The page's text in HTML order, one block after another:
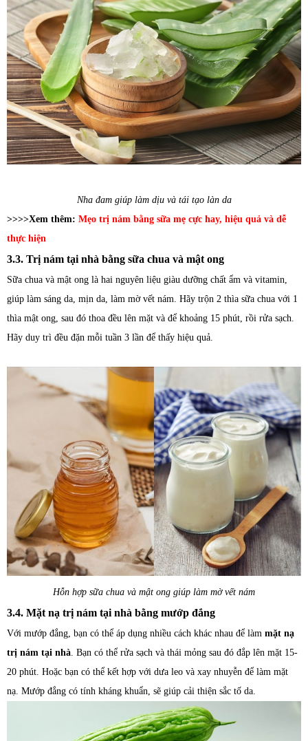
Nha đam giúp làm dịu và tái tạo làn da
>>>>Xem thêm: Mẹo trị nám bằng sữa mẹ cực hay, hiệu quả và dễ
thực hiện
3.3. Trị nám tại nhà bằng sữa chua và mật ong
Sữa chua và mật ong là hai nguyên liệu giàu dưỡng chất ẩm và vitamin,
giúp làm sáng da, mịn da, làm mờ vết nám. Hãy trộn 2 thìa sữa chua với 1
thìa mật ong, sau đó thoa đều lên mặt và để khoảng 15 phút, rồi rửa sạch.
Hãy duy trì đều đặn mỗi tuần 3 lần để thấy hiệu quả.
Hỗn hợp sữa chua và mật ong giúp làm mờ vết nám
3.4. Mặt nạ trị nám tại nhà bằng mướp đắng
Với mướp đắng, bạn có thể áp dụng nhiều cách khác nhau để làm mặt nạ
trị nám tại nhà . Bạn có thể rửa sạch và thái mỏng sau đó đắp lên mặt 15-
20 phút. Hoặc bạn có thể kết hợp với dưa leo và xay nhuyễn để làm mặt
nạ. Mướp đắng có tính kháng khuẩn, sẽ giúp cải thiện sắc tố da.